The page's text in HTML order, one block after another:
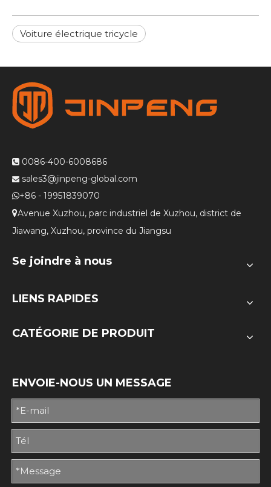
Voiture électrique tricycle
 0086-400-6008686
 sales3@jinpeng-global.com
+86 - 19951839070
Avenue Xuzhou, parc industriel de Xuzhou, district de
Jiawang, Xuzhou, province du Jiangsu
Se joindre à nous
LIENS RAPIDES
CATÉGORIE DE PRODUIT
ENVOIE-NOUS UN MESSAGE